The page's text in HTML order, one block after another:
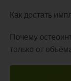
Как достать
Почему
только от